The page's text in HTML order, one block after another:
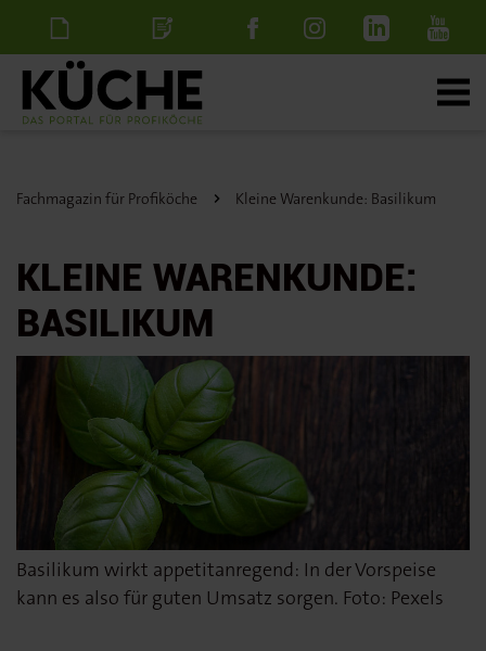
NewsletterStellenanzeige
Fachmagazin für Profiköche Kleine Warenkunde: Basilikum
KLEINE WARENKUNDE:
BASILIKUM
Basilikum wirkt appetitanregend: In der Vorspeise
kann es also für guten Umsatz sorgen. Foto: Pexels